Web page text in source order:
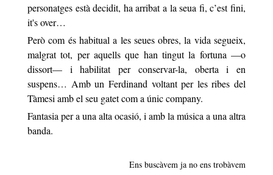
personatges està decidit, ha arribat a la seua fi, c’est fini,
it's over…
Però com és habitual a les seues obres, la vida segueix,
malgrat tot, per aquells que han tingut la fortuna —o
dissort— i habilitat per conservar-la, oberta i en
suspens… Amb un Ferdinand voltant per les ribes del
Tàmesi amb el seu gatet com a únic company.
Fantasia per a una alta ocasió, i amb la música a una altra
banda.
Ens buscàvem ja no ens trobàvem